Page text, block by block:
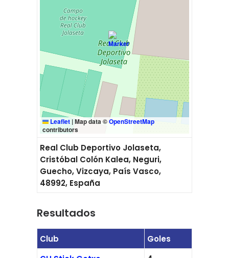
Leaflet |Map data ©OpenStreetMap
contributors
Real Club Deportivo Jolaseta,
Cristóbal Colón Kalea, Neguri,
Guecho, Vizcaya, País Vasco,
48992, España
Resultados
Club
Goles